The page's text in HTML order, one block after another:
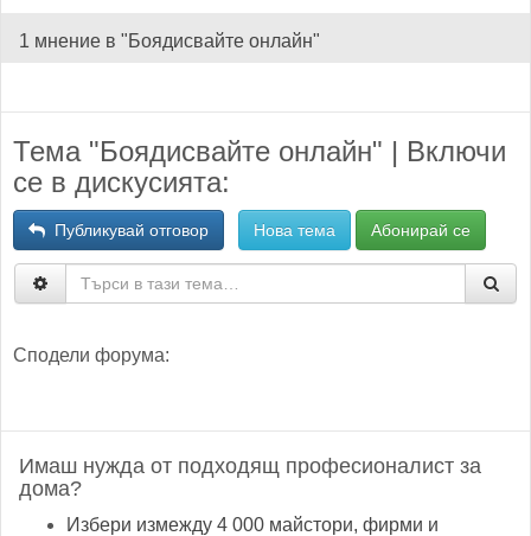
1 мнение в "Боядисвайте онлайн"
Тема "Боядисвайте онлайн" | Включи
се в дискусията:
Публикувай отговор Нова тема Абонирай се
Сподели форума:
Имаш нужда от подходящ професионалист за
дома?
Избери измежду 4 000 майстори, фирми и